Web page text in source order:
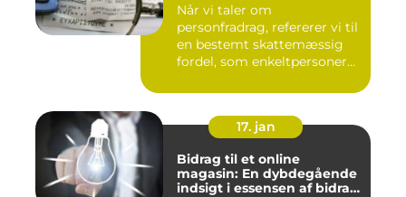
Når vi taler om
personfradrag, refererer vi til
en bestemt skattemæssig
fordel, som enkeltpersoner
17. jan
Bidrag til et online
magasin: En dybdegående
indsigt i essensen af bidrag